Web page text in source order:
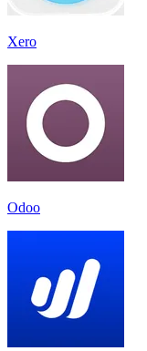
Xero
Odoo